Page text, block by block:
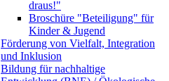
draus!"
Broschüre "Beteiligung" für
Kinder & Jugend
Förderung von Vielfalt, Integration
und Inklusion
Bildung für nachhaltige